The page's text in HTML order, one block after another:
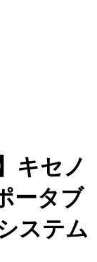
キセノ
ータブ
ステム